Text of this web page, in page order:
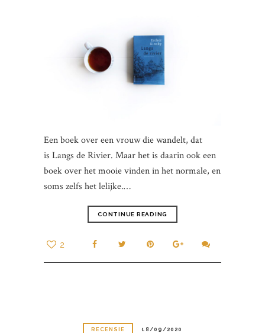
Een boek over een vrouw die wandelt, dat
is Langs de Rivier. Maar het is daarin ook een
boek over het mooie vinden in het normale, en
soms zelfs het lelijke.…
CONTINUE READING
2
RECENSIE 18/09/2020